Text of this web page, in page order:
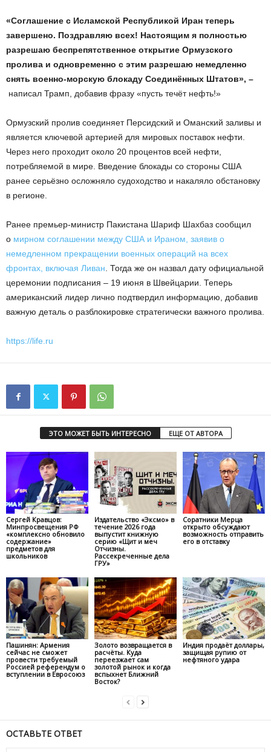
«Соглашение с Исламской Республикой Иран теперь
завершено. Поздравляю всех! Настоящим я полностью
разрешаю беспрепятственное открытие Ормузского
пролива и одновременно с этим разрешаю немедленно
снять военно-морскую блокаду Соединённых Штатов», –
написал Трамп, добавив фразу «пусть течёт нефть!»
Ормузский пролив соединяет Персидский и Оманский заливы и
является ключевой артерией для мировых поставок нефти.
Через него проходит около 20 процентов всей нефти,
потребляемой в мире. Введение блокады со стороны США
ранее серьёзно осложняло судоходство и накаляло обстановку
в регионе.
Ранее премьер-министр Пакистана Шариф Шахбаз сообщил
о мирном соглашении между США и Ираном, заявив о
немедленном прекращении военных операций на всех
фронтах, включая Ливан. Тогда же он назвал дату официальной
церемонии подписания – 19 июня в Швейцарии. Теперь
американский лидер лично подтвердил информацию, добавив
важную деталь о разблокировке стратегически важного пролива.
https://life.ru
ЭТО МОЖЕТ БЫТЬ ИНТЕРЕСНО ЕЩЕ ОТ АВТОРА
Сергей Кравцов:
Минпросвещения РФ
«комплексно обновило
содержание»
предметов для
школьников
Издательство «Эксмо» в
течение 2026 года
выпустит книжную
серию «Щит и меч
Отчизны.
Рассекреченные дела
ГРУ»
Соратники Мерца
открыто обсуждают
возможность отправить
его в отставку
Пашинян: Армения
сейчас не сможет
провести требуемый
Россией референдум о
вступлении в Евросоюз
Золото возвращается в
расчёты. Куда
переезжает сам
золотой рынок и когда
вспыхнет Ближний
Восток?
Индия продаёт доллары,
защищая рупию от
нефтяного удара
ОСТАВЬТЕ ОТВЕТ